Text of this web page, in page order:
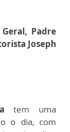
Padre
Joseph
tem uma
o dia, com